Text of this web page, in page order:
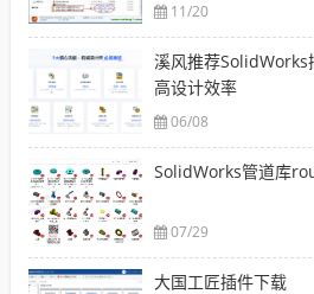
11/20
溪风推荐SolidWorks
高设计效率
06/08
SolidWorks管道库
07/29
大国工匠插件下载